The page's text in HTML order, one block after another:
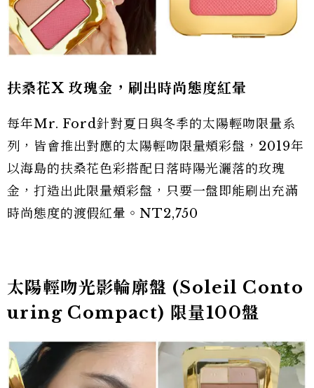
扶桑花X 玫瑰金，刷出時尚態度紅暈
每年Mr. Ford針對夏日與冬季的太陽輕吻限量系
列，皆會推出對應的太陽輕吻限量頰彩盤，2019年
以海島的扶桑花色彩搭配日落時陽光灑落的玫瑰
金，打造出此限量頰彩盤，只要一盤即能刷出充滿
時尚態度的渡假紅暈。NT2,750
太陽輕吻光影輪廓盤 (Soleil Conto
uring Compact) 限量100盤